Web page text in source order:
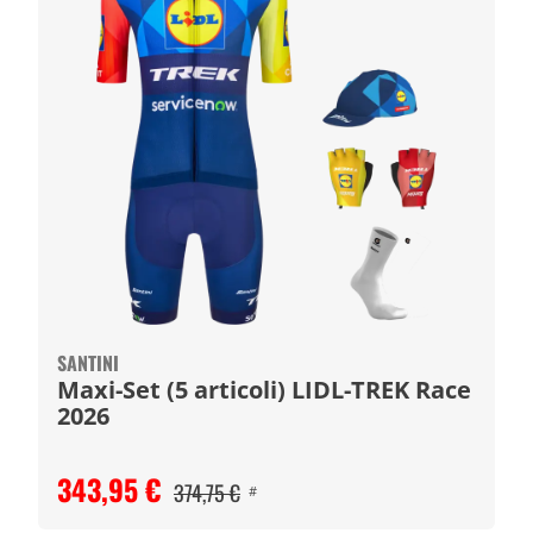
SANTINI
Maxi-Set (5 articoli) LIDL-TREK Race
2026
343,95 € 374,75 € #